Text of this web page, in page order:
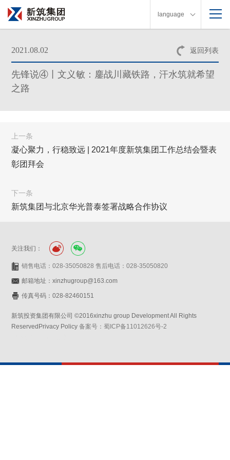
language
返回列表
2021.08.02
先锋说④丨文义敏：鏖战川藏铁路，汗水筑就希望
之路
上一条
凝心聚力，行稳致远 | 2021年度新筑集团工作总结会暨表
彰团拜会
下一条
新筑集团与北京华光普泰签署战略合作协议
关注我们：
销售电话：028-35050828 售后电话：028-35050820
邮箱地址：xinzhugroup@163.com
传真号码：028-82460151
新筑投资集团有限公司 ©2016xinzhu group Development All Rights
ReservedPrivacy Policy备案号：蜀ICP备11012626号-2